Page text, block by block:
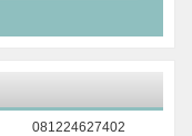
081224627402